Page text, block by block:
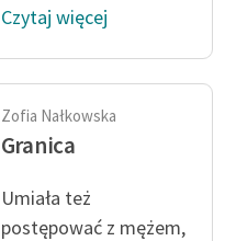
Czytaj więcej
Zofia Nałkowska
Granica
Umiała też
postępować z mężem,